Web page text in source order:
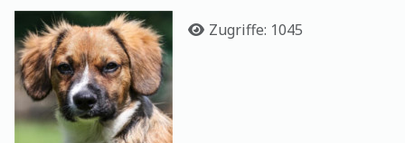
Details
Zugriffe: 1045